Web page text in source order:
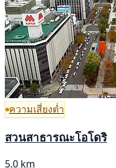
ความเสี่ยงต่ำ
สวนสาธารณะโอโดริ
5.0 km